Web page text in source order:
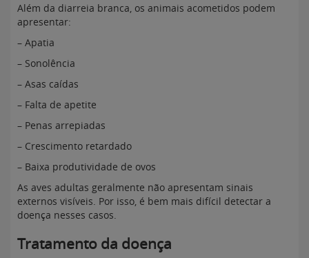
Além da diarreia branca, os animais acometidos podem
apresentar:
– Apatia
– Sonolência
– Asas caídas
– Falta de apetite
– Penas arrepiadas
– Crescimento retardado
– Baixa produtividade de ovos
As aves adultas geralmente não apresentam sinais
externos visíveis. Por isso, é bem mais difícil detectar a
doença nesses casos.
Tratamento da doença